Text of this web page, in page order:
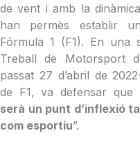
de vent i amb la
han permès establir
Fórmula 1 (F1). En una
Treball de Motorsport
passat 27 d’abril de
de F1, va defensar que
serà un punt d’inflexió
com esportiu”.